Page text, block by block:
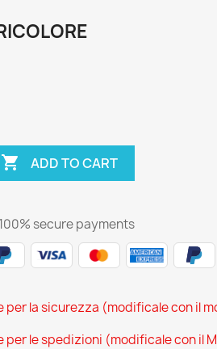
 ADD TO CART
100% secure payments
per la sicurezza (modificale con il
per le spedizioni (modificale con il